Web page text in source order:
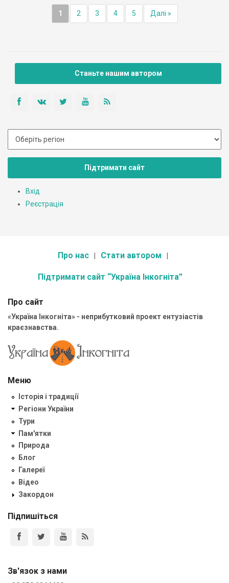
1 2 3 4 5 Далі »
Станьте нашим автором
Підтримати сайт
Вхід
Реєстрація
Про нас Стати автором
Підтримати сайт “Україна Інкогніта”
Про сайт
«Україна Інкогніта» - неприбутковий проект ентузіастів
краєзнавства.
Меню
Історія і традиції
Регіони України
Тури
Пам'ятки
Природа
Блог
Галереї
Відео
Закордон
Підпишіться
Зв'язок з нами